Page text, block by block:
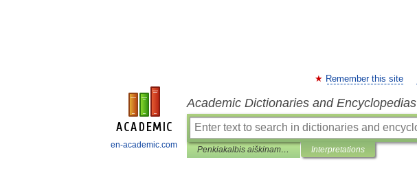
en-academic.com
Remember this site
Academic Dictionaries and Encyclopedias
Penkiakalbis aiškinamasis metrologijos terminų žodynas Interpretations